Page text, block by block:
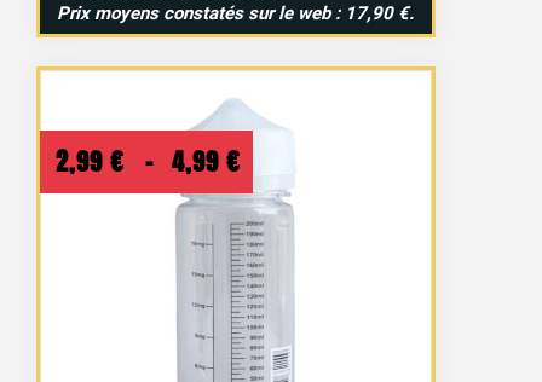
Prix moyens constatés sur le web : 17,90 €.
2,99 € – 4,99 €
de
prix :
2,99 €
à